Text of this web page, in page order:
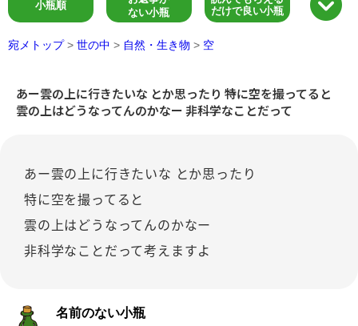
小瓶順
ない小瓶
だけで良い小瓶
宛メトップ > 世の中 > 自然・生き物 > 空
あー雲の上に行きたいな とか思ったり 特に空を撮ってると
雲の上はどうなってんのかなー 非科学なことだって
あー雲の上に行きたいな とか思ったり
特に空を撮ってると
雲の上はどうなってんのかなー
非科学なことだって考えますよ
名前のない小瓶